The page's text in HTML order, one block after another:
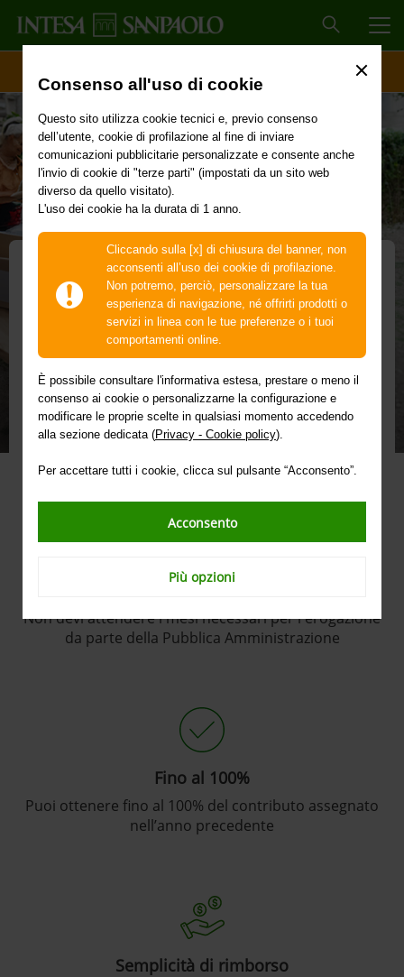
Consenso all'uso di cookie
Questo sito utilizza cookie tecnici e, previo consenso
dell’utente, cookie di profilazione al fine di inviare
comunicazioni pubblicitarie personalizzate e consente anche
l'invio di cookie di "terze parti" (impostati da un sito web
diverso da quello visitato).
L'uso dei cookie ha la durata di 1 anno.
Cliccando sulla [x] di chiusura del banner, non
acconsenti all’uso dei cookie di profilazione.
Non potremo, perciò, personalizzare la tua
esperienza di navigazione, né offrirti prodotti o
servizi in linea con le tue preferenze o i tuoi
comportamenti online.
È possibile consultare l'informativa estesa, prestare o meno il
consenso ai cookie o personalizzarne la configurazione e
modificare le proprie scelte in qualsiasi momento accedendo
alla sezione dedicata (Privacy - Cookie policy).
Per accettare tutti i cookie, clicca sul pulsante “Acconsento”.
Acconsento
Più opzioni
Tutto 5x1.000 Quote
Per ottenere subito il 5 per mille
Ti consente di avere in via anticipata la liquidità derivante
dalla riscossione del contributo.
Immediatezza
Non devi attendere i mesi necessari per l'erogazione
da parte della Pubblica Amministrazione
Fino al 100%
Puoi ottenere fino al 100% del contributo assegnato
nell’anno precedente
Semplicità di rimborso